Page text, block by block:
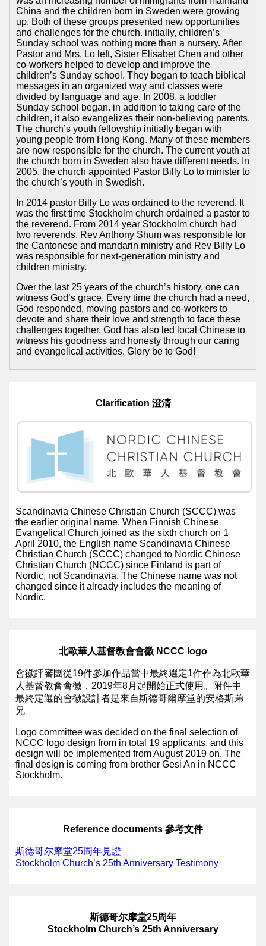
China and the children born in Sweden were growing
up. Both of these groups presented new opportunities
and challenges for the church. initially, children’s
Sunday school was nothing more than a nursery. After
Pastor and Mrs. Lo left, Sister Elisabet Chen and other
co-workers helped to develop and improve the
children’s Sunday school. They began to teach biblical
messages in an organized way and classes were
divided by language and age. In 2008, a toddler
Sunday school began. in addition to taking care of the
children, it also evangelizes their non-believing parents.
The church’s youth fellowship initially began with
young people from Hong Kong. Many of these members
are now responsible for the church. The current youth at
the church born in Sweden also have different needs. In
2005, the church appointed Pastor Billy Lo to minister to
the church’s youth in Swedish.
In 2014 pastor Billy Lo was ordained to the reverend. It
was the first time Stockholm church ordained a pastor to
the reverend. From 2014 year Stockholm church had
two reverends. Rev Anthony Shum was responsible for
the Cantonese and mandarin ministry and Rev Billy Lo
was responsible for next-generation ministry and
children ministry.
Over the last 25 years of the church’s history, one can
witness God’s grace. Every time the church had a need,
God responded, moving pastors and co-workers to
devote and share their love and strength to face these
challenges together. God has also led local Chinese to
witness his goodness and honesty through our caring
and evangelical activities. Glory be to God!
Clarification 澄清
Scandinavia Chinese Christian Church (SCCC) was
the earlier original name. When Finnish Chinese
Evangelical Church joined as the sixth church on 1
April 2010, the English name Scandinavia Chinese
Christian Church (SCCC) changed to Nordic Chinese
Christian Church (NCCC) since Finland is part of
Nordic, not Scandinavia. The Chinese name was not
changed since it already includes the meaning of
Nordic.
北歐華人基督教會會徽 NCCC logo
會徽評審團從19件參加作品當中最終選定1件作為北歐華
人基督教會會徽，2019年8月起開始正式使用。附件中
最終定選的會徽設計者是來自斯德哥爾摩堂的安格斯弟
兄
Logo committee was decided on the final selection of
NCCC logo design from in total 19 applicants, and this
design will be implemented from August 2019 on. The
final design is coming from brother Gesi An in NCCC
Stockholm.
Reference documents 參考文件
斯德哥尔摩堂25周年見證
Stockholm Church’s 25th Anniversary Testimony
斯德哥尔摩堂25周年
Stockholm Church’s 25th Anniversary